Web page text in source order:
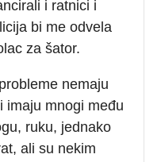
i ratnici i
bi me odvela
za šator.
nemaju
imaju mnogi među
ruku, jednako
ali su nekim